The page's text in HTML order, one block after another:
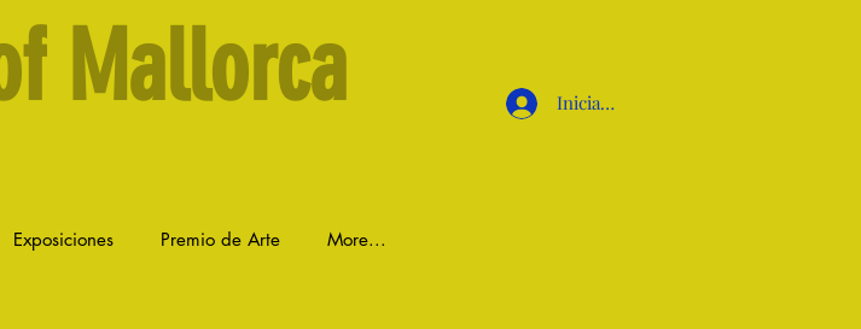
Mallorca Iniciar sesión
Exposiciones Premio de Arte More...